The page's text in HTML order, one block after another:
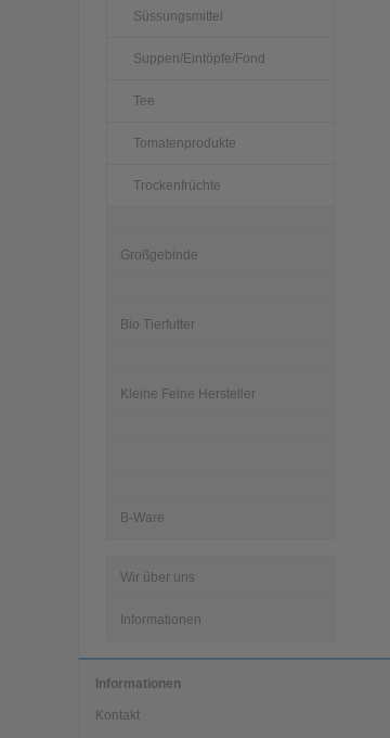
Süssungsmittel
Suppen/Eintöpfe/Fond
Tee
Tomatenprodukte
Trockenfrüchte
Großgebinde
Bio Tierfutter
Kleine Feine Hersteller
B-Ware
Wir über uns
Informationen
Informationen
Kontakt